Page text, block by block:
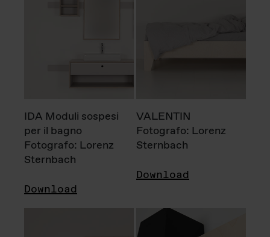
IDA Moduli sospesi
per il bagno
Fotografo: Lorenz
Sternbach
Download
VALENTIN
Fotografo: Lorenz
Sternbach
Download